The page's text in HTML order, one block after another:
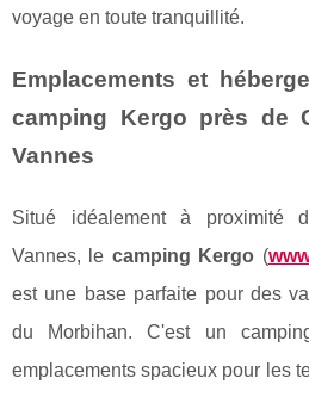
voyage en toute tranquillité.
Emplacements et
camping Kergo près de
Vannes
Situé idéalement à proximité
Vannes, le camping Kergo (
est une base parfaite pour des
du Morbihan. C'est un
emplacements spacieux pour les